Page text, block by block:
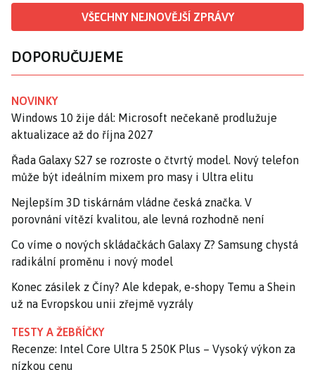
VŠECHNY NEJNOVĚJŠÍ ZPRÁVY
DOPORUČUJEME
NOVINKY
Windows 10 žije dál: Microsoft nečekaně prodlužuje
aktualizace až do října 2027
Řada Galaxy S27 se rozroste o čtvrtý model. Nový telefon
může být ideálním mixem pro masy i Ultra elitu
Nejlepším 3D tiskárnám vládne česká značka. V
porovnání vítězí kvalitou, ale levná rozhodně není
Co víme o nových skládačkách Galaxy Z? Samsung chystá
radikální proměnu i nový model
Konec zásilek z Číny? Ale kdepak, e-shopy Temu a Shein
už na Evropskou unii zřejmě vyzrály
TESTY A ŽEBŘÍČKY
Recenze: Intel Core Ultra 5 250K Plus – Vysoký výkon za
nízkou cenu